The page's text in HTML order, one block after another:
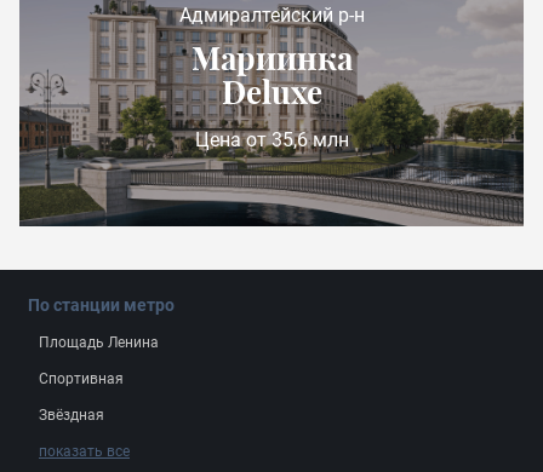
Адмиралтейский р-н
Мариинка
Deluxe
Цена от 35,6 млн
По станции метро
Площадь Ленина
Спортивная
Звёздная
показать все